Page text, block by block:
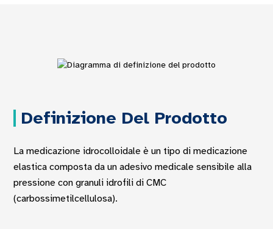
Definizione Del Prodotto
La medicazione idrocolloidale è un tipo di medicazione
elastica composta da un adesivo medicale sensibile alla
pressione con granuli idrofili di CMC
(carbossimetilcellulosa).